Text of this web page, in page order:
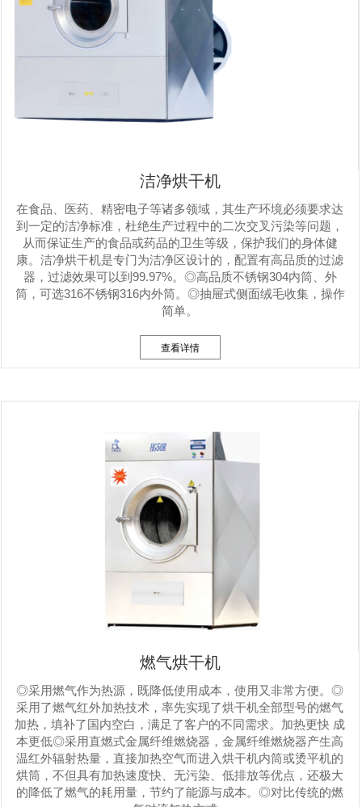
洁净烘干机
在食品、医药、精密电子等诸多领域，其生产环境必须要求达
到一定的洁净标准，杜绝生产过程中的二次交叉污染等问题，
从而保证生产的食品或药品的卫生等级，保护我们的身体健
康。洁净烘干机是专门为洁净区设计的，配置有高品质的过滤
器，过滤效果可以到99.97%。◎高品质不锈钢304内筒、外
筒，可选316不锈钢316内外筒。◎抽屉式侧面绒毛收集，操作
简单。
查看详情
燃气烘干机
◎采用燃气作为热源，既降低使用成本，使用又非常方便。◎
采用了燃气红外加热技术，率先实现了烘干机全部型号的燃气
加热，填补了国内空白，满足了客户的不同需求。加热更快 成
本更低◎采用直燃式金属纤维燃烧器，金属纤维燃烧器产生高
温红外辐射热量，直接加热空气而进入烘干机内筒或烫平机的
烘筒，不但具有加热速度快、无污染、低排放等优点，还极大
的降低了燃气的耗用量，节约了能源与成本。◎对比传统的燃